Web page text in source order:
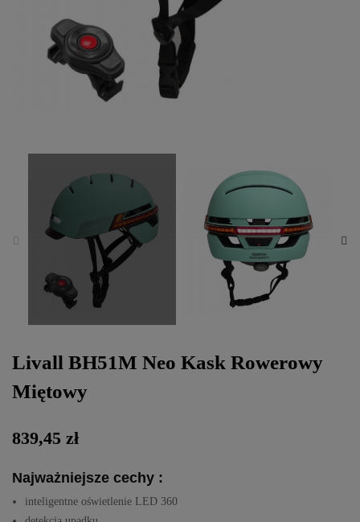
Livall BH51M Neo Kask Rowerowy
Miętowy
839,45 zł
Najważniejsze cechy :
inteligentne oświetlenie LED 360